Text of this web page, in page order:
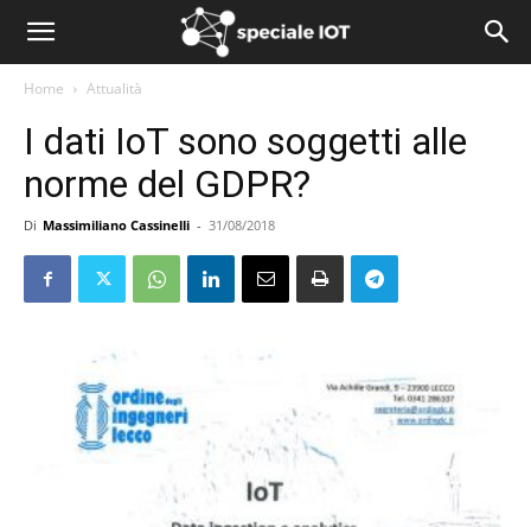
Home Attualità
I dati IoT sono soggetti alle
norme del GDPR?
Di Massimiliano Cassinelli - 31/08/2018